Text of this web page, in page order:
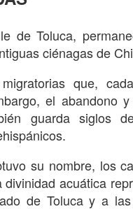
de Toluca,
ciénagas de
que,
el abandono
guarda siglos
su nombre, los
acuática
de Toluca y a
dentro de uno mismo.
se transforma
lleva a
para que un
que nadie quisiera
, un cuento corto
dentro y fuera de
de los relatos de la